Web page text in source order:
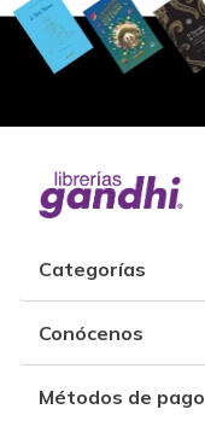
Categorías
Conócenos
Métodos de pago